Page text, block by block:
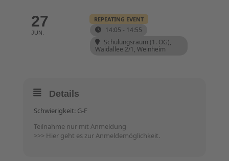
27
JUN.
REPEATING EVENT
14:05 - 14:55
Schulungsraum (1. OG),
Waidallee 2/1, Weinheim
Details
Schwierigkeit: G-F
Teilnahme nur mit Anmeldung
>>> Hier geht es zur Anmeldemöglichkeit.